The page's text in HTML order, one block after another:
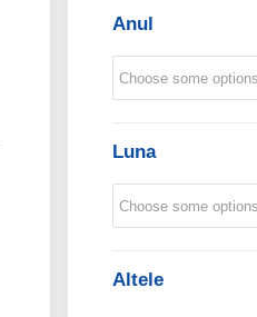
Anul
Luna
Altele